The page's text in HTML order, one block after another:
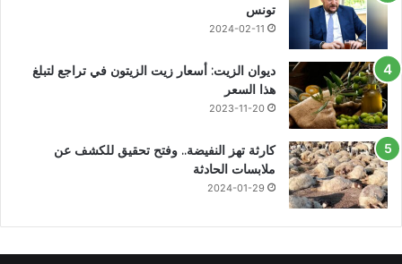
تونس
2024-02-11
ديوان الزيت: أسعار زيت الزيتون في تراجع لتبلغ
هذا السعر
2023-11-20
كارثة تهز النفيضة.. وفتح تحقيق للكشف عن
ملابسات الحادثة
2024-01-29